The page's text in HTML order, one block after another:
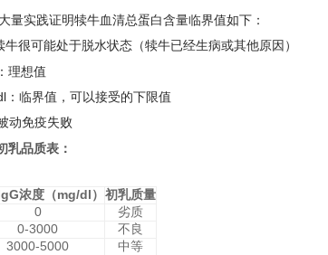
实践证明犊牛血清总蛋白含量临界值如下：
牛很可能处于脱水状态（犊牛已经生病或其他原因）
理想值
：临界值，可以接受的下限值
动免疫失败
乳品质表：
浓度（mg/dl） 初乳质量
0
劣质
0-3000
不良
3000-5000
中等